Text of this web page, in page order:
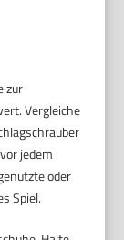
zur
Vergleiche
jedem
oder
Spiel.